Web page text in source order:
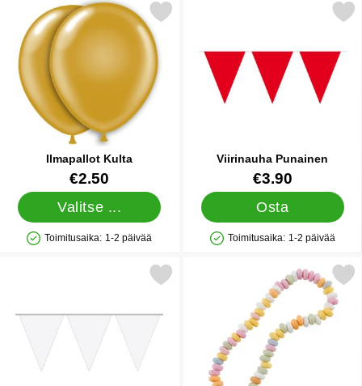
Ilmapallot Kulta
Tuote.nro 5024€2.50
Valitse ...
Saatavuus: Varastossa
Toimitusaika: 1-2 päivää
Merkitse ilmapallot Kulta suosikiksi
Viirinauha Punainen
Tuote.nro 9976€3.90
Osta
Saatavuus: Varastossa
Toimitusaika: 1-2 päivää
Merkitse viirinauha
Merkitse viirinauha Valkoinen suosikiksiMerkitse